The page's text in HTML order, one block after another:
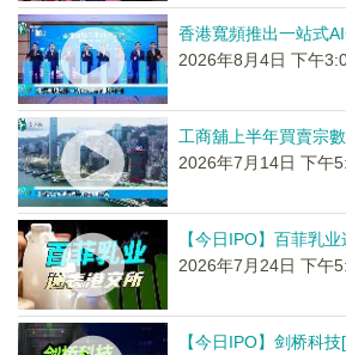
香港寬頻推出一站式
2026年8月4日 下午
工商舖上半年買賣宗
2026年7月14日 下午
【今日IPO】百菲乳
2026年7月24日 下午
【今日IPO】剑桥科